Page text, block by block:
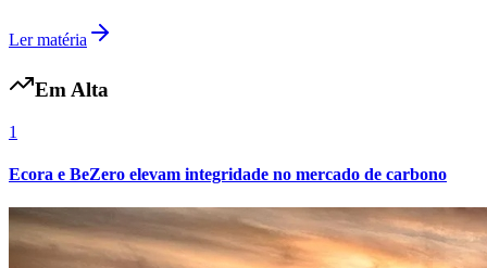
Internacional
Ler matéria
Em Alta
1
Ecora e BeZero elevam integridade no mercado de carbono